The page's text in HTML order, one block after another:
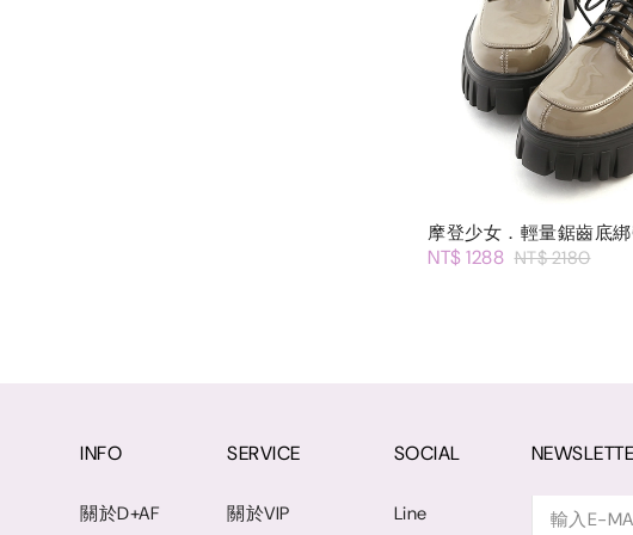
摩登少女．輕量鋸齒底
NT$ 1288 NT$ 2180
INFO
關於D+AF
SERVICE
關於VIP
SOCIAL
Line